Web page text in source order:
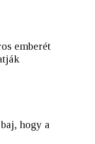
emberét
hogy a